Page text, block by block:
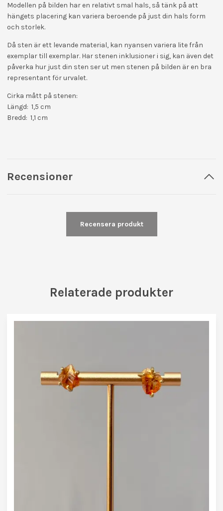
Modellen på bilden har en relativt smal hals, så tänk på att
hängets placering kan variera beroende på just din hals form
och storlek.
Då sten är ett levande material, kan nyansen variera lite från
exemplar till exemplar. Har stenen inklusioner i sig, kan även det
påverka hur just din sten ser ut men stenen på bilden är en bra
representant för urvalet.
Cirka mått på stenen:
Längd: 1,5 cm
Bredd: 1,1 cm
Recensioner
Recensera produkt
Relaterade produkter